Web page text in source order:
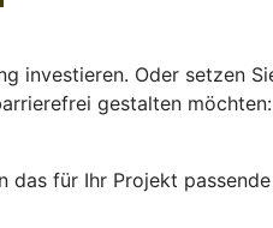
investieren. Oder setzen
gestalten
für Ihr Projekt